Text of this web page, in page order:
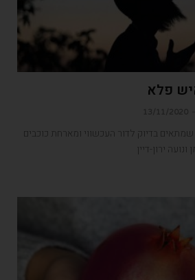
פלא
בדיוק לדור העכשווי ומארחת כוכבים
ירון-דיין